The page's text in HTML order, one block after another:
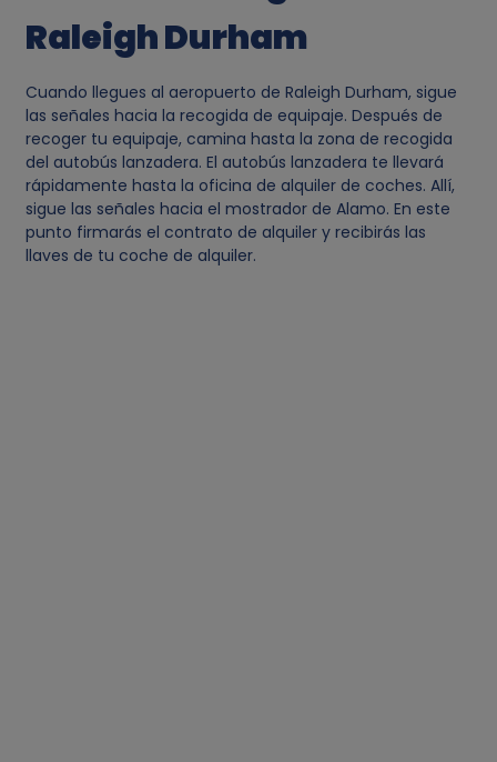
Raleigh Durham
Cuando llegues al aeropuerto de Raleigh Durham, sigue
las señales hacia la recogida de equipaje. Después de
recoger tu equipaje, camina hasta la zona de recogida
del autobús lanzadera. El autobús lanzadera te llevará
rápidamente hasta la oficina de alquiler de coches. Allí,
sigue las señales hacia el mostrador de Alamo. En este
punto firmarás el contrato de alquiler y recibirás las
llaves de tu coche de alquiler.
s
y
c
o
o